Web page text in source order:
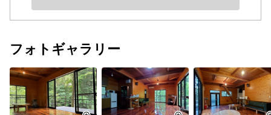
フォトギャラリー